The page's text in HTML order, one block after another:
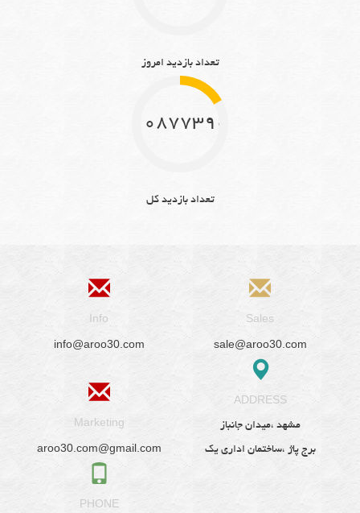
تعداد بازدید امروز
10877390
تعداد بازدید کل
Info
info@aroo30.com
Sales
sale@aroo30.com
Marketing
aroo30.com@gmail.com
ADDRESS
مشهد ،میدان جانباز
برج پاژ ،ساختمان اداری یک
PHONE